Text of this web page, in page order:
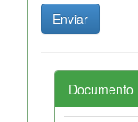
Documento